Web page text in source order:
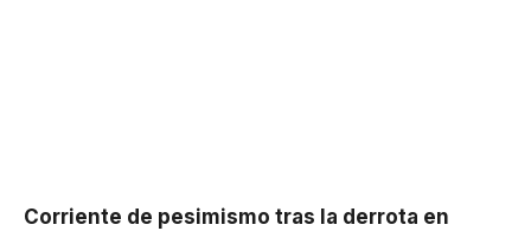
Corriente de pesimismo tras la derrota en